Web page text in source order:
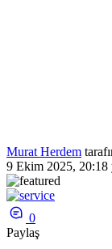
Murat Herdem
9 Ekim 2025, 20:18
0
Paylaş